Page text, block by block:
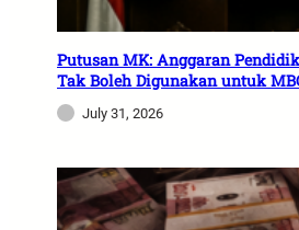
Putusan MK: Anggaran
Tak Boleh Digunakan untuk
July 31, 2026